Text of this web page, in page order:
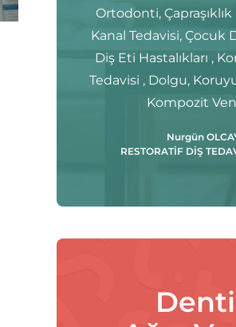
Ortodonti, Çapraşıklık
Kanal Tedavisi, Çocuk
Diş Eti Hastalıkları ,
Tedavisi , Dolgu,
Kompozit
Nurgün
RESTORATİF DİŞ